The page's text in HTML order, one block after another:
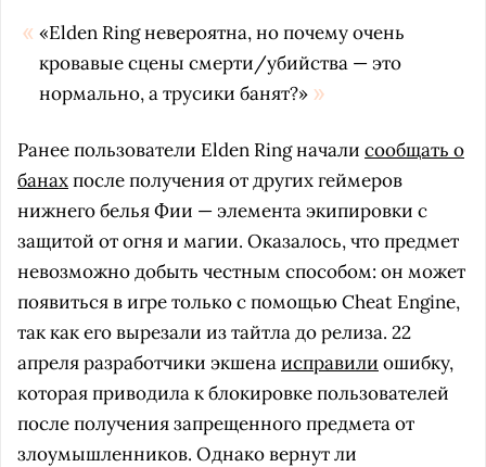
«Elden Ring невероятна, но почему очень
кровавые сцены смерти/убийства — это
нормально, а трусики банят?»
Ранее пользователи Elden Ring начали сообщать о
банахпосле получения от других геймеров
нижнего белья Фии — элемента экипировки с
защитой от огня и магии. Оказалось, что предмет
невозможно добыть честным способом: он может
появиться в игре только с помощью Cheat Engine,
так как его вырезали из тайтла до релиза. 22
апреля разработчики экшенаисправили ошибку,
которая приводила к блокировке пользователей
после получения запрещенного предмета от
злоумышленников. Однако вернут ли